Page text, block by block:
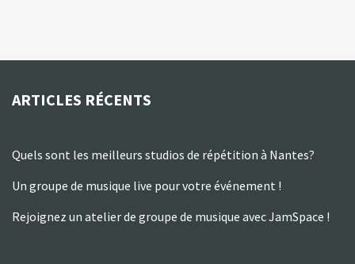
ARTICLES RÉCENTS
Quels sont les meilleurs studios de répétition à Nantes?
Un groupe de musique live pour votre événement !
Rejoignez un atelier de groupe de musique avec JamSpace !